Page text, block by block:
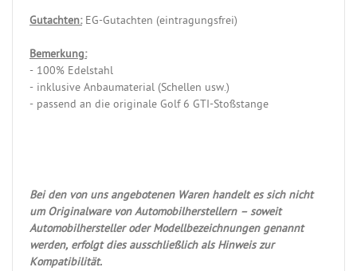
Gutachten:EG-Gutachten (eintragungsfrei)
Bemerkung:
- 100% Edelstahl
- inklusive Anbaumaterial (Schellen usw.)
- passend an die originale Golf 6 GTI-Stoßstange
Bei den von uns angebotenen Waren handelt es sich nicht
um Originalware von Automobilherstellern – soweit
Automobilhersteller oder Modellbezeichnungen genannt
werden, erfolgt dies ausschließlich als Hinweis zur
Kompatibilität.